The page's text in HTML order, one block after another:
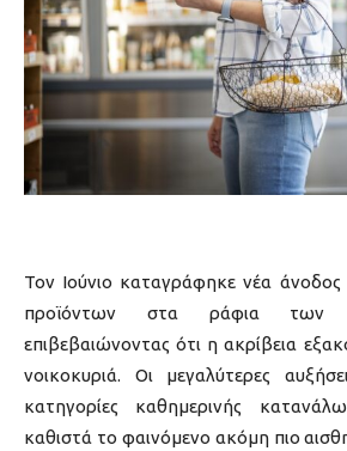
Τον Ιούνιο καταγράφηκε νέα άνοδος
προϊόντων στα ράφια των
επιβεβαιώνοντας ότι η ακρίβεια
νοικοκυριά. Οι μεγαλύτερες
κατηγορίες καθημερινής
καθιστά το φαινόμενο ακόμη πιο